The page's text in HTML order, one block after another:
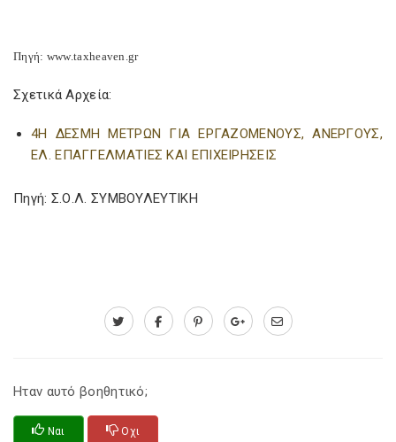
Πηγή: www.taxheaven.gr
Σχετικά Αρχεία:
4Η ΔΕΣΜΗ ΜΕΤΡΩΝ ΓΙΑ ΕΡΓΑΖΟΜΕΝΟΥΣ, ΑΝΕΡΓΟΥΣ,
ΕΛ. ΕΠΑΓΓΕΛΜΑΤΙΕΣ ΚΑΙ ΕΠΙΧΕΙΡΗΣΕΙΣ
Πηγή: Σ.Ο.Λ. ΣΥΜΒΟΥΛΕΥΤΙΚΗ
Ηταν αυτό βοηθητικό;
Ναι Οχι